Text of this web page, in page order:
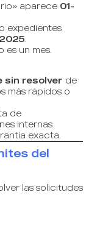
aparece 01-
expedientes
.
es un mes.
sin resolver de
más rápidos o
de
internas.
exacta.
del
las solicitudes